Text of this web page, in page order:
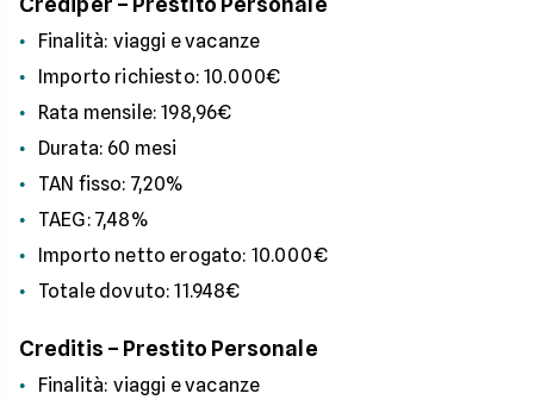
Finalità: viaggi e vacanze
Importo richiesto: 10.000€
Rata mensile: 198,96€
Durata: 60 mesi
TAN fisso: 7,20%
TAEG: 7,48%
Importo netto erogato: 10.000€
Totale dovuto: 11.948€
Creditis – Prestito Personale
Finalità: viaggi e vacanze